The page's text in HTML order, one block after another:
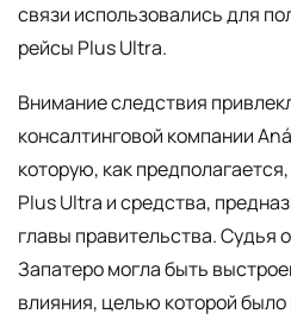
связи использовались для
рейсы Plus Ultra.
Внимание следствия
консалтинговой компании
которую, как
Plus Ultra и средства,
главы правительства. Судья
Запатеро могла быть
влияния, целью которой было